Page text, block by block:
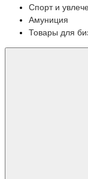
Спорт и
Амуниция
Товары для